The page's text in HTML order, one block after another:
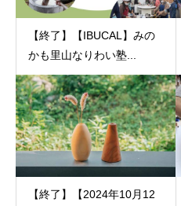
【終了】【IBUCAL】みの
かも里山なりわい塾...
【終了】【2024年10月12